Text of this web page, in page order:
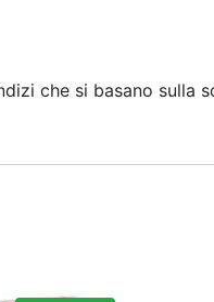
che si basano sulla